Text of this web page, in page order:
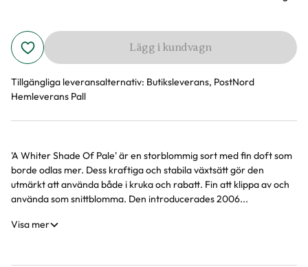
Lägg i kundvagn
Tillgängliga leveransalternativ: Butiksleverans, PostNord
Hemleverans Pall
Produktinformation
'A Whiter Shade Of Pale' är en storblommig sort med fin doft som
borde odlas mer. Dess kraftiga och stabila växtsätt gör den
utmärkt att använda både i kruka och rabatt. Fin att klippa av och
använda som snittblomma. Den introducerades 2006...
Visa mer